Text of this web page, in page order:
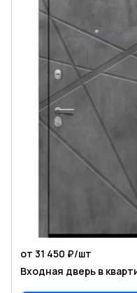
от 31 450 ₽/шт
Входная дверь в